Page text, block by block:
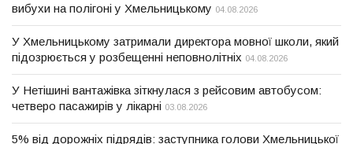
вибухи на полігоні у Хмельницькому 04.08.2026
У Хмельницькому затримали директора мовної школи, який
підозрюється у розбещенні неповнолітніх 04.08.2026
У Нетішині вантажівка зіткнулася з рейсовим автобусом:
четверо пасажирів у лікарні 03.08.2026
5% від дорожніх підрядів: заступника голови Хмельницької